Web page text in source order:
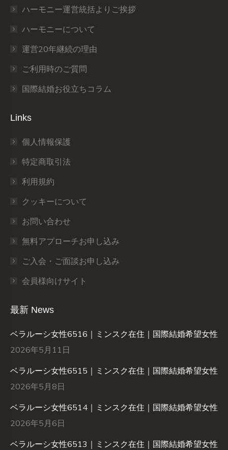
window
windowwindowwindowwindowwindow
ハーモニー運営統括よりご挨拶
ハーモニーについて
運営20年継続の理由
ご利用時のご質問
国際結婚お役立ちコラム
Links
個人情報保護
特定商取引法
利用規約
クッキーについて
お問い合わせ
無料アプローチお申し込み
ご入会・ご面談お申し込み
会員様向けサイト
最新 News
ベラルーシ女性6516｜ミンスク在住｜国際結婚希望女性
2026年5月11日
ベラルーシ女性6515｜ミンスク在住｜国際結婚希望女性
2026年5月8日
ベラルーシ女性6514｜ミンスク在住｜国際結婚希望女性
2026年5月6日
ベラルーシ女性6513｜ミンスク在住｜国際結婚希望女性